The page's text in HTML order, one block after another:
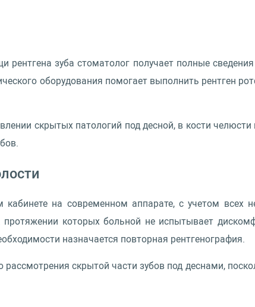
зуба стоматолог получает полные
оборудования помогает выполнить рентген
скрытых патологий под десной, в кости
кабинете на современном аппарате, с учетом всех
которых больной не испытывает
назначается повторная рентгенография.
рассмотрения скрытой части зубов под деснами,